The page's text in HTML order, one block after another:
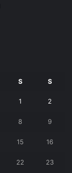
S S
1 2
8 9
15 16
22 23